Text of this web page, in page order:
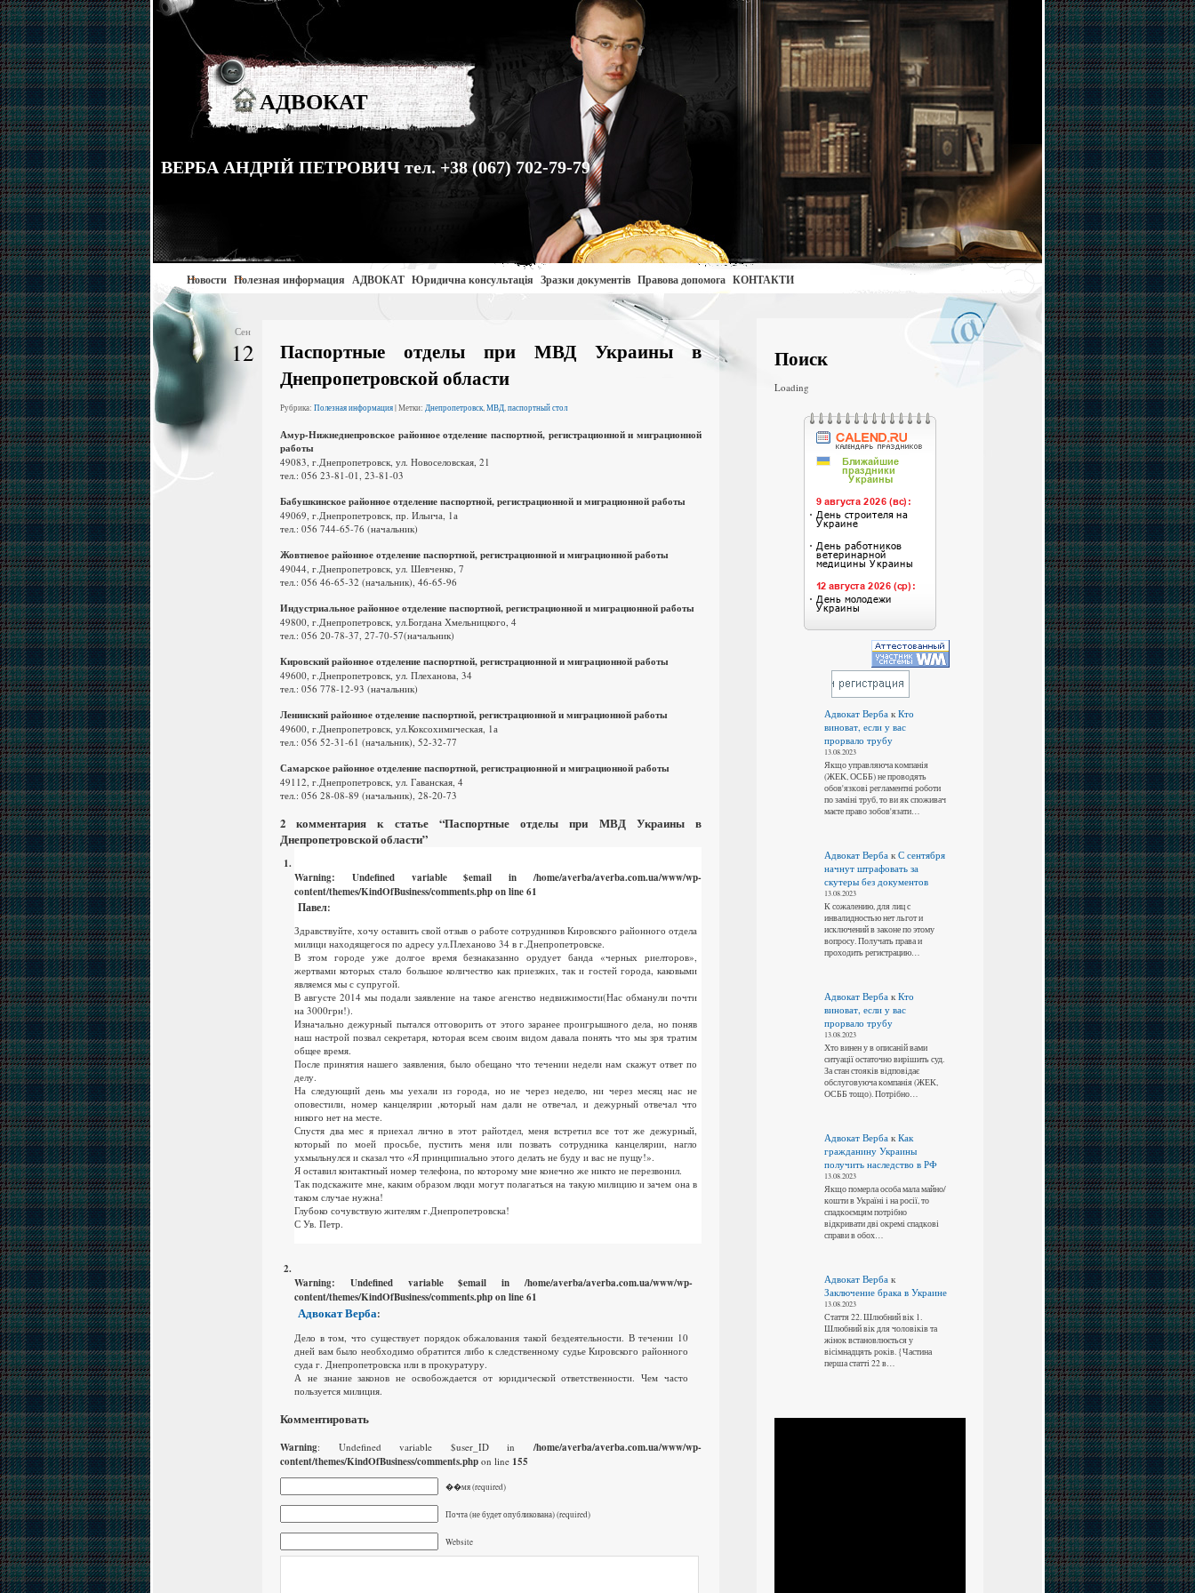
АДВОКАТ
ВЕРБА АНДРІЙ ПЕТРОВИЧ тел. +38 (067) 702-79-79
Новости Полезная информация АДВОКАТ Юридична консультація Зразки документів Правова допомога КОНТАКТИ
Сен
12
Паспортные отделы при МВД Украины в
Днепропетровской области
Рубрика: Полезная информация| Метки: Днепропетровск,МВД,паспортный стол
Амур-Нижнеднепровское районное отделение паспортной, регистрационной и миграционной
работы
49083, г.Днепропетровск, ул. Новоселовская, 21
тел.: 056 23-81-01, 23-81-03
Бабушкинское районное отделение паспортной, регистрационной и миграционной работы
49069, г.Днепропетровск, пр. Ильича, 1а
тел.: 056 744-65-76 (начальник)
Жовтневое районное отделение паспортной, регистрационной и миграционной работы
49044, г.Днепропетровск, ул. Шевченко, 7
тел.: 056 46-65-32 (начальник), 46-65-96
Индустриальное районное отделение паспортной, регистрационной и миграционной работы
49800, г.Днепропетровск, ул.Богдана Хмельницкого, 4
тел.: 056 20-78-37, 27-70-57(начальник)
Кировский районное отделение паспортной, регистрационной и миграционной работы
49600, г.Днепропетровск, ул. Плеханова, 34
тел.: 056 778-12-93 (начальник)
Ленинский районное отделение паспортной, регистрационной и миграционной работы
49600, г.Днепропетровск, ул.Коксохимическая, 1а
тел.: 056 52-31-61 (начальник), 52-32-77
Самарское районное отделение паспортной, регистрационной и миграционной работы
49112, г.Днепропетровск, ул. Гаванская, 4
тел.: 056 28-08-89 (начальник), 28-20-73
2 комментария к статье “Паспортные отделы при МВД Украины в
Днепропетровской области”
Warning: Undefined variable $email in /home/averba/averba.com.ua/www/wp-
content/themes/KindOfBusiness/comments.phpon line61
Павел:
Здравствуйте, хочу оставить свой отзыв о работе сотрудников Кировского районного отдела
милици находящегося по адресу ул.Плеханово 34 в г.Днепропетровске.
В зтом городе уже долгое время безнаказанно орудует банда «черных риелторов»,
жертвами которых стало большое количество как приезжих, так и гостей города, каковыми
являемся мы с супругой.
В августе 2014 мы подали заявление на такое агенство недвижимости(Нас обманули почти
на 3000грн!).
Изначально дежурный пытался отговорить от этого заранее проигрышного дела, но поняв
наш настрой позвал секретаря, которая всем своим видом давала понять что мы зря тратим
общее время.
После принятия нашего заявления, было обещано что течении недели нам скажут ответ по
делу.
На следующий день мы уехали из города, но не через неделю, ни через месяц нас не
оповестили, номер канцелярии ,который нам дали не отвечал, и дежурный отвечал что
никого нет на месте.
Спустя два мес я приехал лично в этот райотдел, меня встретил все тот же дежурный,
который по моей просьбе, пустить меня или позвать сотрудника канцелярии, нагло
ухмыльнулся и сказал что «Я принципиально этого делать не буду и вас не пущу!».
Я оставил контактный номер телефона, по которому мне конечно же никто не перезвонил.
Так подскажите мне, каким образом люди могут полагаться на такую милицию и зачем она в
таком случае нужна!
Глубоко сочувствую жителям г.Днепропетровска!
С Ув. Петр.
Warning: Undefined variable $email in /home/averba/averba.com.ua/www/wp-
content/themes/KindOfBusiness/comments.phpon line61
Адвокат Верба:
Дело в том, что существует порядок обжалования такой бездеятельности. В течении 10
дней вам было необходимо обратится либо к следственному судье Кировского районного
суда г. Днепропетровска или в прокуратуру.
А не знание законов не освобождается от юридической ответственности. Чем часто
пользуется милиция.
Комментировать
Warning: Undefined variable $user_ID in /home/averba/averba.com.ua/www/wp-
content/themes/KindOfBusiness/comments.php on line 155
��мя (required)
Почта (не будет опубликована) (required)
Website
Поиск
Loading
Адвокат ВербакКто
виноват, если у вас
прорвало трубу
13.08.2023
Якщо управляюча компанія
(ЖЕК, ОСББ) не проводять
обов'язкові регламентні роботи
по заміні труб, то ви як споживач
маєте право зобов'язати…
Адвокат Вербак С сентября
начнут штрафовать за
скутеры без документов
13.08.2023
К сожалению, для лиц с
инвалидностью нет льгот и
исключений в законе по этому
вопросу. Получать права и
проходить регистрацию…
Адвокат Вербак Кто
виноват, если у вас
прорвало трубу
13.08.2023
Хто винен у в описаній вами
ситуації остаточно вирішить суд.
За стан стояків відповідає
обслуговуюча компанія (ЖЕК,
ОСББ тощо). Потрібно…
Адвокат Вербак Как
гражданину Украины
получить наследство в РФ
13.08.2023
Якщо померла особа мала майно/
кошти в Україні і на росії, то
спадкоємцям потрібно
відкривати дві окремі спадкові
справи в обох…
Адвокат Вербак
Заключение брака в Украине
13.08.2023
Стаття 22. Шлюбний вік 1.
Шлюбний вік для чоловіків та
жінок встановлюється у
вісімнадцять років. {Частина
перша статті 22 в…